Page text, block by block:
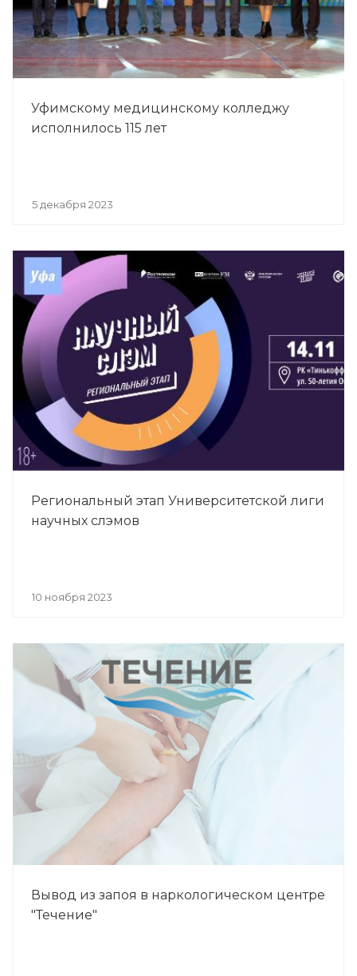
Уфимскому медицинскому колледжу
исполнилось 115 лет
5 декабря 2023
Региональный этап Университетской лиги
научных слэмов
10 ноября 2023
Вывод из запоя в наркологическом центре
"Течение"